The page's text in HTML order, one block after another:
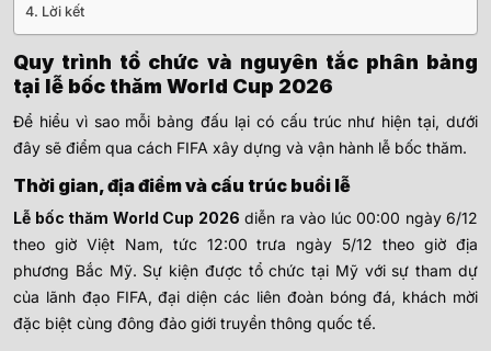
Lời kết
Quy trình tổ chức và nguyên tắc phân bảng
tại lễ bốc thăm World Cup 2026
Để hiểu vì sao mỗi bảng đấu lại có cấu trúc như hiện tại, dưới
đây sẽ điểm qua cách FIFA xây dựng và vận hành lễ bốc thăm.
Thời gian, địa điểm và cấu trúc buổi lễ
Lễ bốc thăm World Cup 2026 diễn ra vào lúc 00:00 ngày 6/12
theo giờ Việt Nam, tức 12:00 trưa ngày 5/12 theo giờ địa
phương Bắc Mỹ. Sự kiện được tổ chức tại Mỹ với sự tham dự
của lãnh đạo FIFA, đại diện các liên đoàn bóng đá, khách mời
đặc biệt cùng đông đảo giới truyền thông quốc tế.